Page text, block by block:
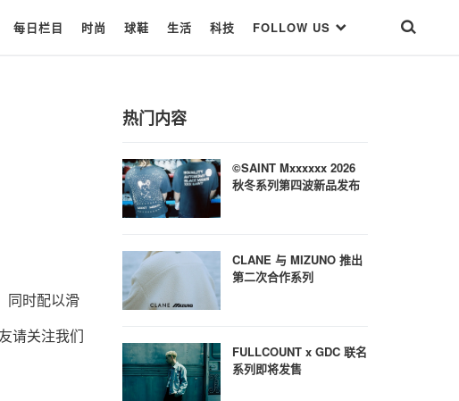
每日栏目 时尚 球鞋 生活 科技 FOLLOW US
同时配以滑
请关注我们
热门内容
©SAINT Mxxxxxx 2026
秋冬系列第四波新品发布
CLANE 与 MIZUNO 推出
第二次合作系列
FULLCOUNT x GDC 联名
系列即将发售